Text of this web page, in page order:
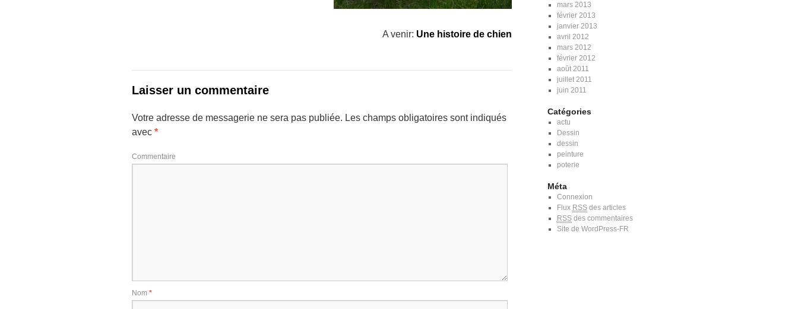
A venir: Une histoire de chien
Laisser un commentaire
Votre adresse de messagerie ne sera pas publiée. Les champs obligatoires sont indiqués
avec *
Commentaire
Nom *
mars 2013
février 2013
janvier 2013
avril 2012
mars 2012
février 2012
août 2011
juillet 2011
juin 2011
Catégories
actu
Dessin
dessin
peinture
poterie
Méta
Connexion
Flux RSSdes articles
RSSdes commentaires
Site de WordPress-FR